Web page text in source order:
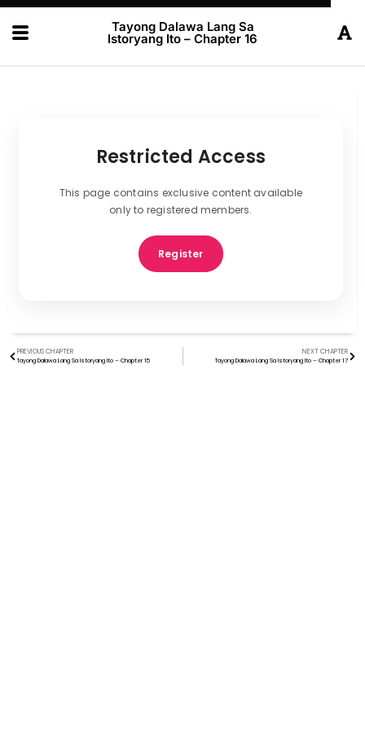
Tayong Dalawa Lang Sa
Istoryang Ito – Chapter 16
Restricted Access
This page contains exclusive content available
only to registered members.
Register
PREVIOUS CHAPTER
Tayong Dalawa Lang Sa Istoryang Ito – Chapter 15
NEXT CHAPTER
Tayong Dalawa Lang Sa Istoryang Ito – Chapter 17